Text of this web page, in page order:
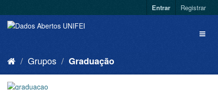
Entrar Registrar
Grupos Graduação